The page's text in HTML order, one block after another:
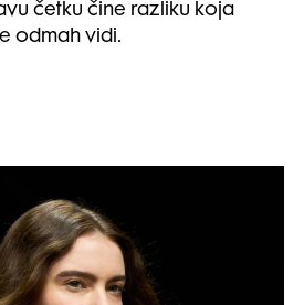
četku čine razliku koja
odmah vidi.